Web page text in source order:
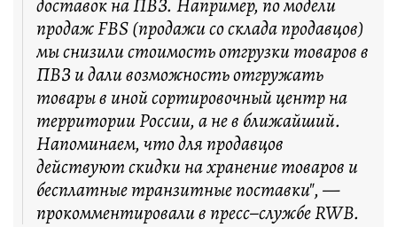
доставок на ПВЗ. Например, по модели
продаж FBS (продажи со склада продавцов)
мы снизили стоимость отгрузки товаров в
ПВЗ и дали возможность отгружать
товары в иной сортировочный центр на
территории России, а не в ближайший.
Напоминаем, что для продавцов
действуют скидки на хранение товаров и
бесплатные транзитные поставки", —
прокомментировали в пресс–службе RWB.